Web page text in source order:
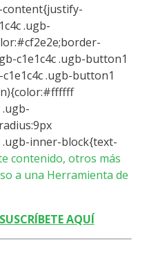
content{justify-
.ugb-
c1e1c4c .ugb-button1
.ugb-button1
.ugb-inner-block{text-
contenido, otros más
a una Herramienta de
SUSCRÍBETE AQUÍ